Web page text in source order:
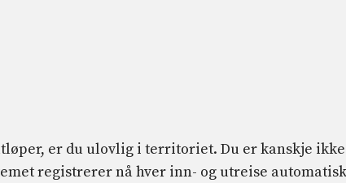
er du ulovlig i territoriet. Du er kanskje ikke
registrerer nå hver inn- og utreise